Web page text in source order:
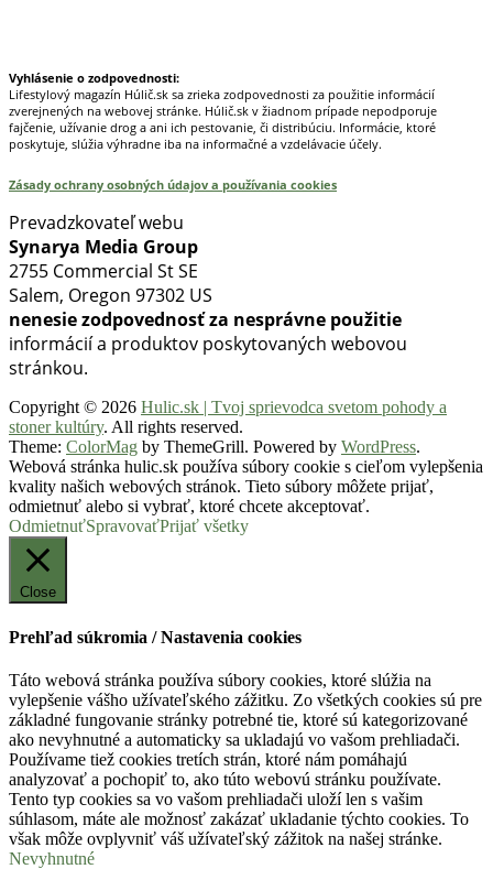
Vyhlásenie o zodpovednosti:
Lifestylový magazín Húlič.sk sa zrieka zodpovednosti za použitie informácií
zverejnených na webovej stránke. Húlič.sk v žiadnom prípade nepodporuje
fajčenie, užívanie drog a ani ich pestovanie, či distribúciu. Informácie, ktoré
poskytuje, slúžia výhradne iba na informačné a vzdelávacie účely.
Zásady ochrany osobných údajov a používania cookies
Prevadzkovateľ webu
Synarya Media Group
2755 Commercial St SE
Salem, Oregon 97302 US
nenesie zodpovednosť za nesprávne použitie
informácií a produktov poskytovaných webovou
stránkou.
Copyright © 2026 Hulic.sk | Tvoj sprievodca svetom pohody a
stoner kultúry. All rights reserved.
Theme: ColorMag by ThemeGrill. Powered by WordPress.
Webová stránka hulic.sk používa súbory cookie s cieľom vylepšenia
kvality našich webových stránok. Tieto súbory môžete prijať,
odmietnuť alebo si vybrať, ktoré chcete akceptovať.
OdmietnuťSpravovaťPrijať všetky
Close
Prehľad súkromia / Nastavenia cookies
Táto webová stránka používa súbory cookies, ktoré slúžia na
vylepšenie vášho užívateľského zážitku. Zo všetkých cookies sú pre
základné fungovanie stránky potrebné tie, ktoré sú kategorizované
ako nevyhnutné a automaticky sa ukladajú vo vašom prehliadači.
Používame tiež cookies tretích strán, ktoré nám pomáhajú
analyzovať a pochopiť to, ako túto webovú stránku používate.
Tento typ cookies sa vo vašom prehliadači uloží len s vašim
súhlasom, máte ale možnosť zakázať ukladanie týchto cookies. To
však môže ovplyvniť váš užívateľský zážitok na našej stránke.
Nevyhnutné